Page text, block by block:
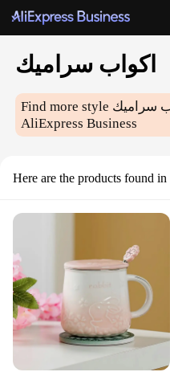
اكواب سراميك
Find more style سراميك
AliExpress Business
Here are the products found in